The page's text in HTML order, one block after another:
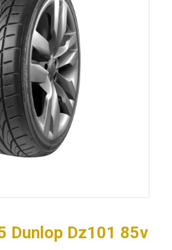
Dunlop Dz101 85v